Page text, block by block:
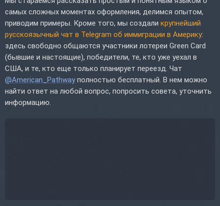
самых сложных моментах оформления, делимся опытом,
приводим примеры. Кроме того, мы создали крупнейший
русскоязычный чат в Telegram об иммиграции в Америку:
здесь свободно общаются участники лотереи Green Card
(бывшие и настоящие), победители, те, кто уже уехал в
США, и те, кто еще только планирует переезд. Чат
@American_Pathway полностью бесплатный. В нем можно
найти ответ на любой вопрос, попросить совета, уточнить
информацию.